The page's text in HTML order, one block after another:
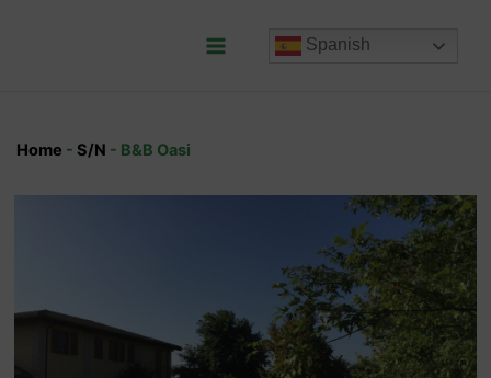
Spanish
Home - S/N - B&B Oasi